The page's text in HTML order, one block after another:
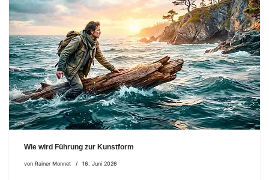
Wie wird Führung zur Kunstform
von Rainer Monnet 16. Juni 2026